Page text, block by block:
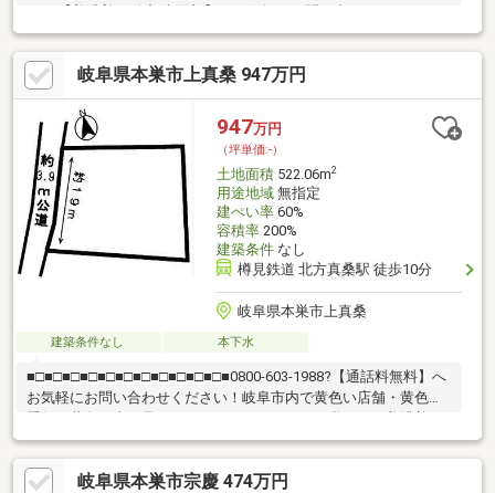
2222【美濃善不動産 売買部】へお気軽にお問い合わせください！
岐阜市内で黄色い店舗・黄色い看板・黄色い車を見かけたことあ
りませんか。私たちが美濃善不動産です！岐阜を知っている岐阜
の不動産エキスパート！土地探しも住まい探しも建築も不動産の
ことならお任せ下さい。■売買保有物件1000件以上！
岐阜県本巣市上真桑 947万円
947万円
（坪単価:-）
土地面積522.06m2
用途地域無指定
建ぺい率60%
容積率200%
建築条件なし
樽見鉄道 北方真桑駅 徒歩10分
岐阜県本巣市上真桑
建築条件なし 本下水
■□■□■□■□■□■□■□■□■□■□■□■0800-603-1988?【通話料無料】へ
お気軽にお問い合わせください！岐阜市内で黄色い店舗・黄色い
動産です！岐阜を知っている岐阜の不動産エキスパート！土地探
しも住まい探しも建築も不動産のことならお任せ下さい。■売買
保有物件1000件以上！
岐阜県本巣市宗慶 474万円